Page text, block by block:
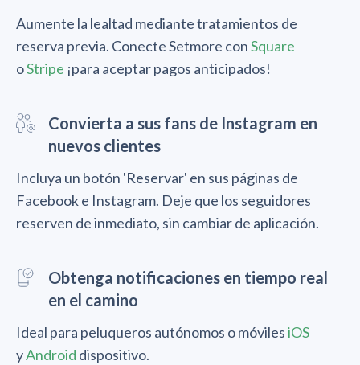
Aumente la lealtad mediante tratamientos de
reserva previa. Conecte Setmore conSquare
oStripe ¡para aceptar pagos anticipados!
Convierta a sus fans de Instagram en
nuevos clientes
Incluya un botón 'Reservar' en sus páginas de
Facebook e Instagram. Deje que los seguidores
reserven de inmediato, sin cambiar de aplicación.
Obtenga notificaciones en tiempo real
en el camino
Ideal para peluqueros autónomos o móvilesiOS
yAndroid dispositivo.